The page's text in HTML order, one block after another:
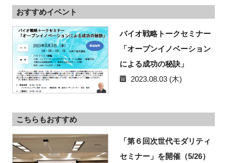
おすすめイベント
バイオ戦略トークセミナー
「オープンイノベーション
による成功の秘訣」
2023.08.03 (木)
こちらもおすすめ
「第６回次世代モダリティ
セミナー」を開催（5/26）